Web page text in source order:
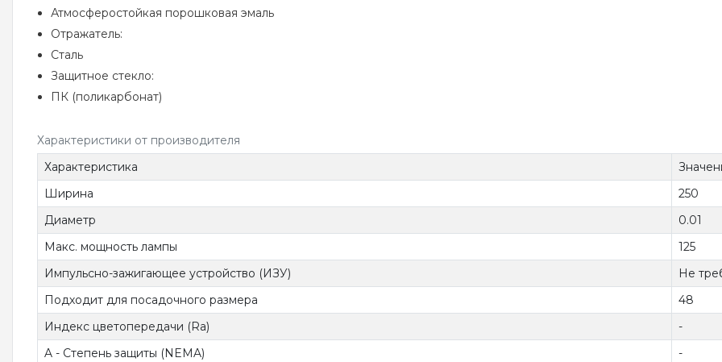
Атмосферостойкая порошковая эмаль
Отражатель:
Сталь
Защитное стекло:
ПК (поликарбонат)
Характеристики от производителя
Характеристика
Ширина
250
Диаметр
0.01
Макс. мощность лампы
125
Импульсно-зажигающее устройство (ИЗУ)
Не
Подходит для посадочного размера
48
Индекс цветопередачи (Ra)
-
A - Степень защиты (NEMA)
-